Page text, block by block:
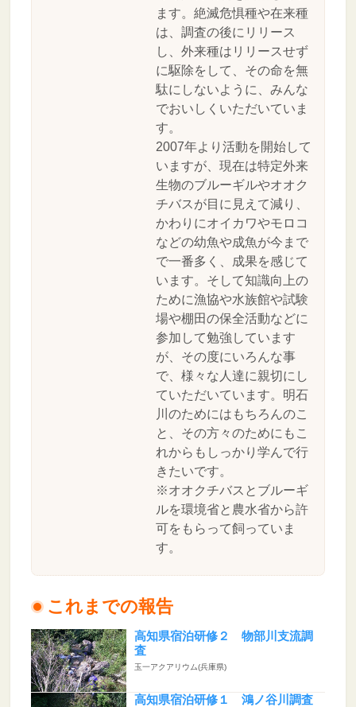
ます。絶滅危惧種や在来種
は、調査の後にリリース
し、外来種はリリースせず
に駆除をして、その命を無
駄にしないように、みんな
でおいしくいただいていま
す。
2007年より活動を開始して
いますが、現在は特定外来
生物のブルーギルやオオク
チバスが目に見えて減り、
かわりにオイカワやモロコ
などの幼魚や成魚が今まで
で一番多く、成果を感じて
います。そして知識向上の
ために漁協や水族館や試験
場や棚田の保全活動などに
参加して勉強しています
が、その度にいろんな事
で、様々な人達に親切にし
ていただいています。明石
川のためにはもちろんのこ
と、その方々のためにもこ
れからもしっかり学んで行
きたいです。
※オオクチバスとブルーギ
ルを環境省と農水省から許
可をもらって飼っていま
す。
これまでの報告
高知県宿泊研修２ 物部川支流調
査
玉一アクアリウム(兵庫県)
高知県宿泊研修１ 鴻ノ谷川調査